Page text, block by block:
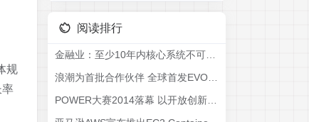
规
率
阅读排行